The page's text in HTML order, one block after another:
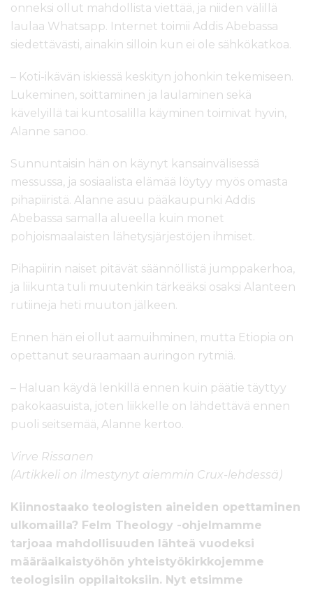
onneksi ollut mahdollista viettää, ja niiden välillä
laulaa Whatsapp. Internet toimii Addis Abebassa
siedettävästi, ainakin silloin kun ei ole sähkökatkoa.
– Koti-ikävän iskiessä keskityn johonkin tekemiseen.
Lukeminen, soittaminen ja laulaminen sekä
kävelyillä tai kuntosalilla käyminen toimivat hyvin,
Alanne sanoo.
Sunnuntaisin hän on käynyt kansainvälisessä
messussa, ja sosiaalista elämää löytyy myös omasta
pihapiiristä. Alanne asuu pääkaupunki Addis
Abebassa samalla alueella kuin monet
pohjoismaalaisten lähetysjärjestöjen ihmiset.
Pihapiirin naiset pitävät säännöllistä jumppakerhoa,
ja liikunta tuli muutenkin tärkeäksi osaksi Alanteen
rutiineja heti muuton jälkeen.
Ennen hän ei ollut aamuihminen, mutta Etiopia on
opettanut seuraamaan auringon rytmiä.
– Haluan käydä lenkillä ennen kuin päätie täyttyy
pakokaasuista, joten liikkelle on lähdettävä ennen
puoli seitsemää, Alanne kertoo.
Virve Rissanen
(Artikkeli on ilmestynyt aiemmin Crux-lehdessä)
Kiinnostaako teologisten aineiden opettaminen
ulkomailla? Felm Theology -ohjelmamme
tarjoaa mahdollisuuden lähteä vuodeksi
määräaikaistyöhön yhteistyökirkkojemme
teologisiin oppilaitoksiin. Nyt etsimme